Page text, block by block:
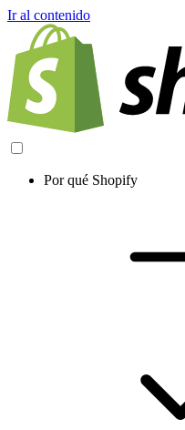
Ir al contenido
Por qué Shopify